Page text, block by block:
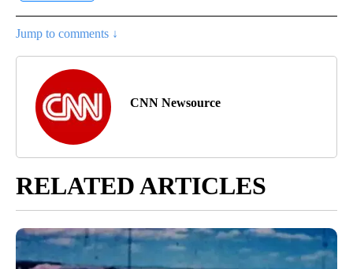
Jump to comments ↓
CNN Newsource
RELATED ARTICLES